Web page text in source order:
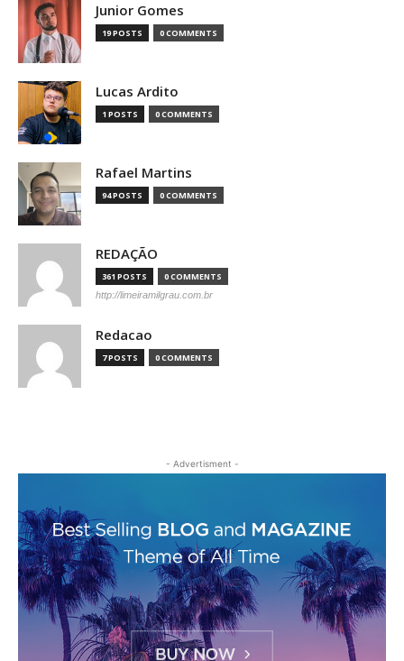
Junior Gomes
19 POSTS 0 COMMENTS
Lucas Ardito
1 POSTS 0 COMMENTS
Rafael Martins
94 POSTS 0 COMMENTS
REDAÇÃO
361 POSTS 0 COMMENTS
http://limeiramilgrau.com.br
Redacao
7 POSTS 0 COMMENTS
- Advertisment -